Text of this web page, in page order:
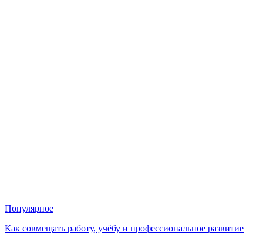
Популярное
Как совмещать работу, учёбу и профессиональное развитие